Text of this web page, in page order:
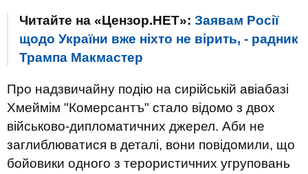
Читайте на «Цензор.НЕТ»: Заявам Росії
щодо України вже ніхто не вірить, - радник
Трампа Макмастер
Про надзвичайну подію на сирійській авіабазі
Хмеймім "Комерсантъ" стало відомо з двох
військово-дипломатичних джерел. Аби не
заглиблюватися в деталі, вони повідомили, що
бойовики одного з терористичних угруповань